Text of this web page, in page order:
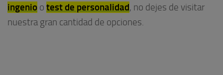
ingenio o test de personalidad, no dejes de visitar
nuestra gran cantidad de opciones.